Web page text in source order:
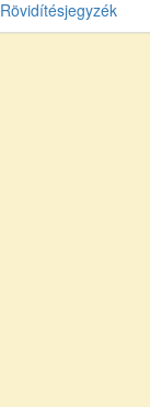
Rövidítésjegyzék